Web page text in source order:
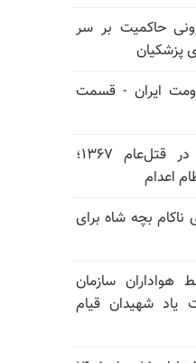
حاکمیت بر سر
پزشکیان
ایران - قسمت
نقش مستقیم خمینی در قتل‌عام ۱۳۶۷؛
اعدام
ناکام بچه شاه برای
هواداران سازمان
یاد شهیدان قیام